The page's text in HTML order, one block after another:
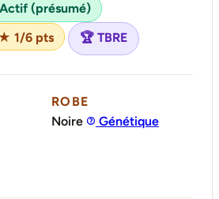
Actif (présumé)
★ 1/6 pts 🏆 TBRE
ROBE
Noire
Génétique